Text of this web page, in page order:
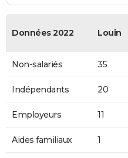
Données 2022 Louin
Non-salariés 35
Indépendants 20
Employeurs 11
Aides familiaux 1